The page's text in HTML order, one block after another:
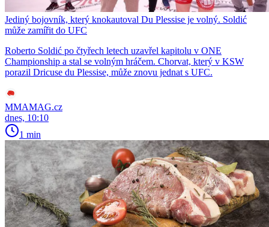
Jediný bojovník, který knokautoval Du Plessise je volný. Soldić
může zamířit do UFC
Roberto Soldić po čtyřech letech uzavřel kapitolu v ONE
Championship a stal se volným hráčem. Chorvat, který v KSW
porazil Dricuse du Plessise, může znovu jednat s UFC.
MMAMAG.cz
dnes, 10:10
1 min